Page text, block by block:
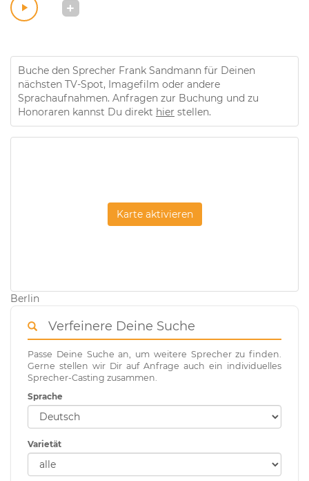
Buche den Sprecher Frank Sandmann für Deinen
nächsten TV-Spot, Imagefilm oder andere
Sprachaufnahmen. Anfragen zur Buchung und zu
Honoraren kannst Du direkt hier stellen.
Karte aktivieren
Berlin
Verfeinere Deine Suche
Passe Deine Suche an, um weitere Sprecher zu finden.
Gerne stellen wir Dir auf Anfrage auch ein individuelles
Sprecher-Casting zusammen.
Sprache
Varietät